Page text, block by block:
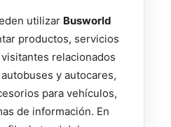
utilizar Busworld
productos, servicios
relacionados
y autocares,
para vehículos,
de información. En